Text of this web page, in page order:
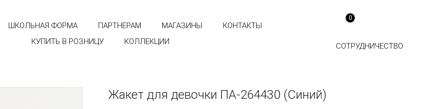
0
СОТРУДНИЧЕСТВО
ШКОЛЬНАЯ ФОРМА ПАРТНЕРАМ МАГАЗИНЫ
КОНТАКТЫ
КУПИТЬ В РОЗНИЦУ
КОЛЛЕКЦИИ
Жакет для девочки ПА-264430 (Синий)